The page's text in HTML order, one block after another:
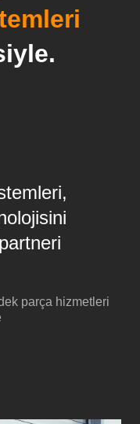
parça hizmetleri